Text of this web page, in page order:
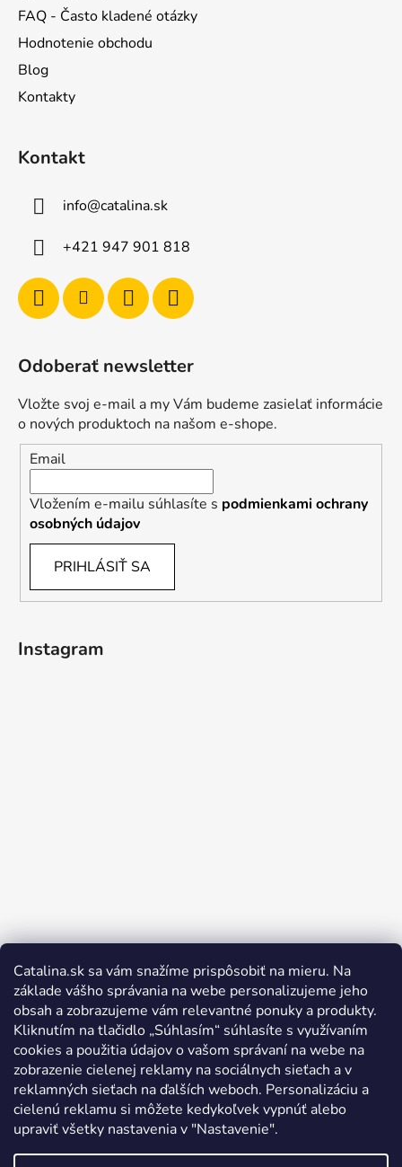
Catalina.sk sa vám snažíme prispôsobiť na mieru. Na
základe vášho správania na webe personalizujeme jeho
obsah a zobrazujeme vám relevantné ponuky a produkty.
Kliknutím na tlačidlo „Súhlasím“ súhlasíte s využívaním
cookies a použitia údajov o vašom správaní na webe na
zobrazenie cielenej reklamy na sociálnych sieťach a v
reklamných sieťach na ďalších weboch. Personalizáciu a
cielenú reklamu si môžete kedykoľvek vypnúť alebo
upraviť všetky nastavenia v "Nastavenie".
FAQ - Často kladené otázky
Hodnotenie obchodu
Blog
Kontakty
Kontakt
info@catalina.sk
+421 947 901 818
Odoberať newsletter
Vložte svoj e-mail a my Vám budeme zasielať informácie
o nových produktoch na našom e-shope.
Email
Vložením e-mailu súhlasíte s podmienkami ochrany
osobných údajov
PRIHLÁSIŤ SA
Instagram
Sledovať na Instagrame